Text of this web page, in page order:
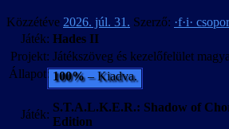
Közzétéve 2026. júl. 31. Szerző: ·f·i·
Játék: Hades II
Projekt: Játékszöveg és kezelőfelület
Állapot: 100%– Kiadva.
Játék:
S.T.A.L.K.E.R.: Shadow of
Edition